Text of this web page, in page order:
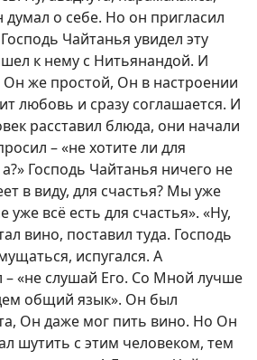
о себе. Но он пригласил
Чайтанья увидел эту
к нему с Нитьянандой. И
Он же простой, Он в настроении
любовь и сразу соглашается. И
расставил блюда, они начали
– «не хотите ли для
Господь Чайтанья ничего не
в виду, для счастья? Мы уже
уже всё есть для счастья». «Ну,
вино, поставил туда. Господь
испугался. А
– «не слушай Его. Со Мной лучше
общий язык». Он был
Он даже мог пить вино. Но Он
шутить с этим человеком, тем